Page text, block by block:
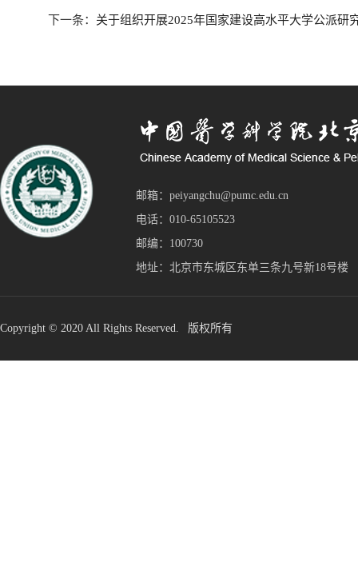
下一条： 关于组织开展2025年国家建设高水平大学公派研
邮箱：peiyangchu@pumc.edu.cn
电话：010-65105523
邮编：100730
地址：北京市东城区东单三条九号新18号楼
Copyright © 2020 All Rights Reserved. 版权所有